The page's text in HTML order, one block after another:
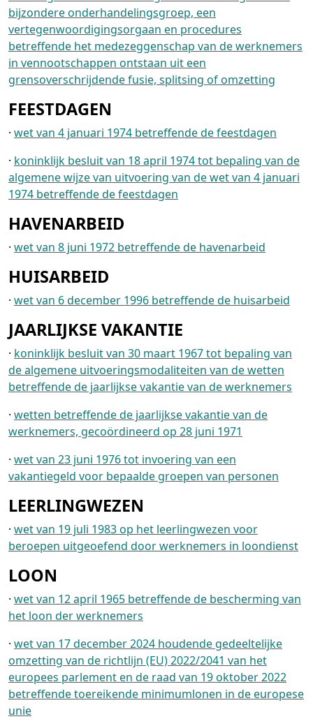
bijzondere onderhandelingsgroep, een
vertegenwoordigingsorgaan en procedures
betreffende het medezeggenschap van de werknemers
in vennootschappen ontstaan uit een
grensoverschrijdende fusie, splitsing of omzetting
FEESTDAGEN
· wet van 4 januari 1974 betreffende de feestdagen
· koninklijk besluit van 18 april 1974 tot bepaling van de
algemene wijze van uitvoering van de wet van 4 januari
1974 betreffende de feestdagen
HAVENARBEID
· wet van 8 juni 1972 betreffende de havenarbeid
HUISARBEID
· wet van 6 december 1996 betreffende de huisarbeid
JAARLIJKSE VAKANTIE
· koninklijk besluit van 30 maart 1967 tot bepaling van
de algemene uitvoeringsmodaliteiten van de wetten
betreffende de jaarlijkse vakantie van de werknemers
· wetten betreffende de jaarlijkse vakantie van de
werknemers, gecoördineerd op 28 juni 1971
· wet van 23 juni 1976 tot invoering van een
vakantiegeld voor bepaalde groepen van personen
LEERLINGWEZEN
· wet van 19 juli 1983 op het leerlingwezen voor
beroepen uitgeoefend door werknemers in loondienst
LOON
· wet van 12 april 1965 betreffende de bescherming van
het loon der werknemers
· wet van 17 december 2024 houdende gedeeltelijke
omzetting van de richtlijn (EU) 2022/2041 van het
europees parlement en de raad van 19 oktober 2022
betreffende toereikende minimumlonen in de europese
unie